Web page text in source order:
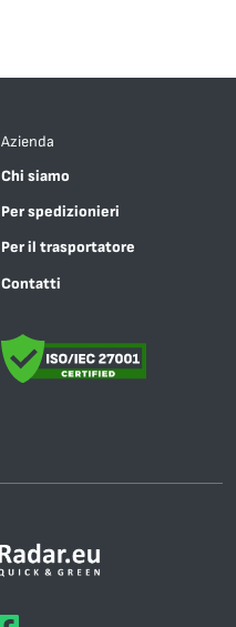
Azienda
Chi siamo
Per spedizionieri
Per il trasportatore
Contatti